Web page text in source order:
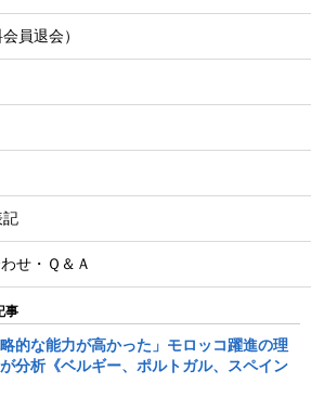
員退会）
記
せ・Ｑ＆Ａ
事
的な能力が高かった」モロッコ躍進の理
分析《ベルギー、ポルトガル、スペイン